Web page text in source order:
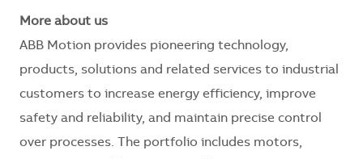
More about us
ABB Motion provides pioneering technology,
products, solutions and related services to industrial
customers to increase energy efficiency, improve
safety and reliability, and maintain precise control
over processes. The portfolio includes motors,